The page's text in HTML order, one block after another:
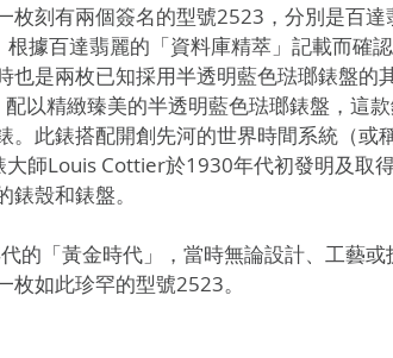
枚刻有兩個簽名的型號2523，分別是百
據百達翡麗的「資料庫精萃」記載而確
是兩枚已知採用半透明藍色琺瑯錶盤的
以精緻臻美的半透明藍色琺瑯錶盤，這
。此錶搭配開創先河的世界時間系統（或
師Louis Cottier於1930年代初發明及取
殼和錶盤。
的「黃金時代」，當時無論設計、工藝
如此珍罕的型號2523。